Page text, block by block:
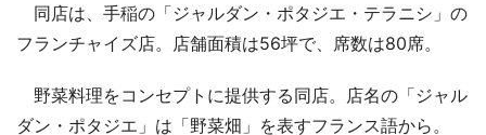
同店は、手稲の「ジャルダン・ポタジエ・テラニシ」の
フランチャイズ店。店舗面積は56坪で、席数は80席。
野菜料理をコンセプトに提供する同店。店名の「ジャル
ダン・ポタジエ」は「野菜畑」を表すフランス語から。